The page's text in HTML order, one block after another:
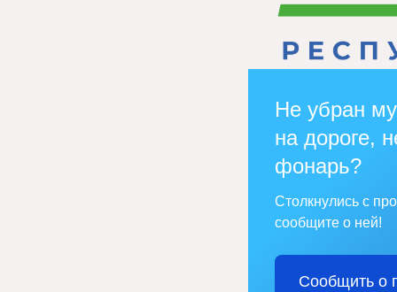
Не убран
на дороге,
фонарь?
Столкнулись с
сообщите о ней!
Сообщить о